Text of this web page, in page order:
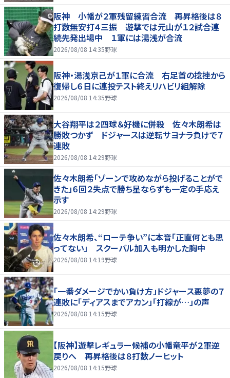
阪神 小幡が２軍残留練習合流 再昇格後は８
打数無安打４三振 遊撃では元山が１２試合連
続先発出場中 １軍には湯浅が合流
2026/08/08 14:35野球
阪神・湯浅京己が１軍に合流 右足首の捻挫から
復帰し６日に連投テスト終えリハビリ組解除
2026/08/08 14:35野球
大谷翔平は２四球＆好機に併殺 佐々木朗希は
勝敗つかず ドジャースは逆転サヨナラ負けで７
連敗
2026/08/08 14:29野球
佐々木朗希「ゾーンで攻めながら投げることがで
きた」６回２失点で勝ち星ならずも一定の手応え
示す
2026/08/08 14:29野球
佐々木朗希、“ローテ争い”に本音「正直何とも思
ってない」 スクーバル加入も明かした胸中
2026/08/08 14:19野球
「一番ダメージでかい負け方」ドジャース悪夢の７
連敗に「ディアスまでアカン」「打線が…」の声
2026/08/08 14:15野球
【阪神】遊撃レギュラー候補の小幡竜平が２軍逆
戻りへ 再昇格後は８打数ノーヒット
2026/08/08 14:15野球